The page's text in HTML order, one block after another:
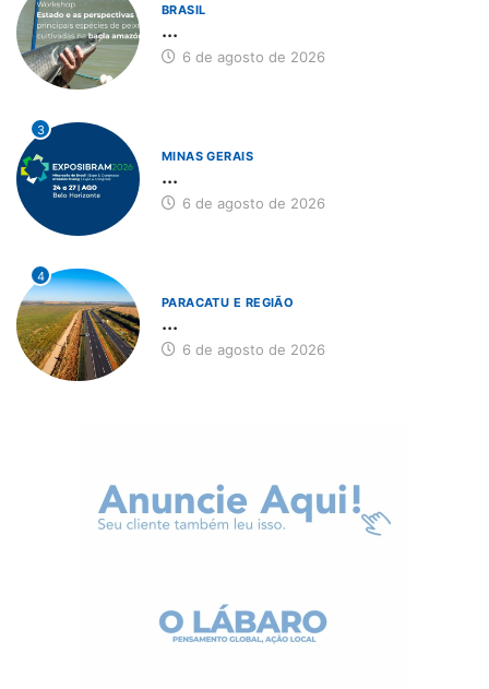
BRASIL
...
6 de agosto de 2026
3
MINAS GERAIS
...
6 de agosto de 2026
4
PARACATU E REGIÃO
...
6 de agosto de 2026